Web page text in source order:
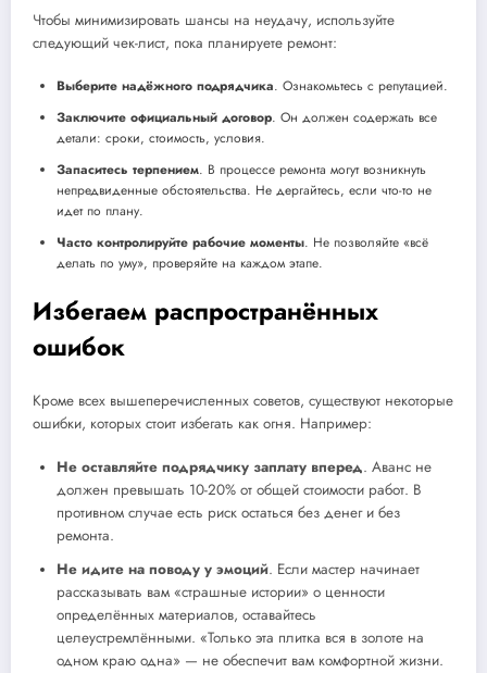
Чтобы минимизировать шансы на неудачу, используйте
следующий чек-лист, пока планируете ремонт:
Выберите надёжного подрядчика. Ознакомьтесь с репутацией.
Заключите официальный договор. Он должен содержать все
детали: сроки, стоимость, условия.
Запаситесь терпением. В процессе ремонта могут возникнуть
непредвиденные обстоятельства. Не дергайтесь, если что-то не
идет по плану.
Часто контролируйте рабочие моменты. Не позволяйте «всё
делать по уму», проверяйте на каждом этапе.
Избегаем распространённых
ошибок
Кроме всех вышеперечисленных советов, существуют некоторые
ошибки, которых стоит избегать как огня. Например:
Не оставляйте подрядчику заплату вперед. Аванс не
должен превышать 10-20% от общей стоимости работ. В
противном случае есть риск остаться без денег и без
ремонта.
Не идите на поводу у эмоций. Если мастер начинает
рассказывать вам «страшные истории» о ценности
определённых материалов, оставайтесь
целеустремлёнными. «Только эта плитка вся в золоте на
одном краю одна» — не обеспечит вам комфортной жизни.